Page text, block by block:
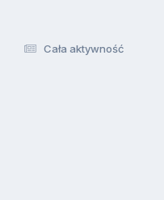
Cała aktywność